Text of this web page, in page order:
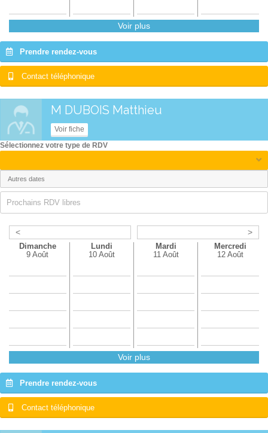
Voir plus
Prendre rendez-vous
Contact téléphonique
M DUBOIS Matthieu
Voir fiche
< >
Dimanche
9 Août
Lundi
10 Août
Mardi
11 Août
Mercredi
12 Août
Voir plus
Prendre rendez-vous
Contact téléphonique
Sélectionnez votre type de RDV
Prochains RDV libres